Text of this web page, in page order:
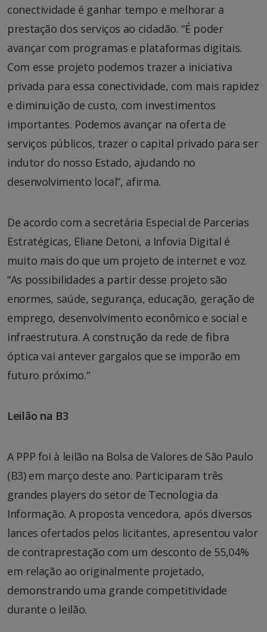
conectividade é ganhar tempo e melhorar a
prestação dos serviços ao cidadão. “É poder
avançar com programas e plataformas digitais.
Com esse projeto podemos trazer a iniciativa
privada para essa conectividade, com mais rapidez
e diminuição de custo, com investimentos
importantes. Podemos avançar na oferta de
serviços públicos, trazer o capital privado para ser
indutor do nosso Estado, ajudando no
desenvolvimento local”, afirma.
De acordo com a secretária Especial de Parcerias
Estratégicas, Eliane Detoni, a Infovia Digital é
muito mais do que um projeto de internet e voz.
“As possibilidades a partir desse projeto são
enormes, saúde, segurança, educação, geração de
emprego, desenvolvimento econômico e social e
infraestrutura. A construção da rede de fibra
óptica vai antever gargalos que se imporão em
futuro próximo.“
Leilão na B3
A PPP foi à leilão na Bolsa de Valores de São Paulo
(B3) em março deste ano. Participaram três
grandes players do setor de Tecnologia da
Informação. A proposta vencedora, após diversos
lances ofertados pelos licitantes, apresentou valor
de contraprestação com um desconto de 55,04%
em relação ao originalmente projetado,
demonstrando uma grande competitividade
durante o leilão.